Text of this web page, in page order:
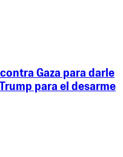
Gaza para darle
para el desarme